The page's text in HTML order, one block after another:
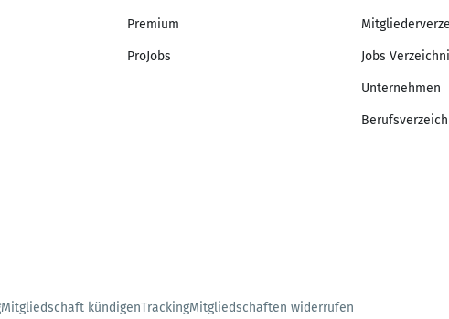
Premium
ProJobs Jobs
Unternehmen
Mitgliedschaft kündigenTrackingMitgliedschaften widerrufen